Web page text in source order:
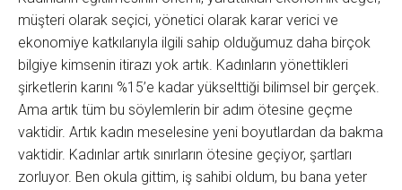
müşteri olarak seçici, yönetici olarak karar verici ve
ekonomiye katkılarıyla ilgili sahip olduğumuz daha birçok
bilgiye kimsenin itirazı yok artık. Kadınların yönettikleri
şirketlerin karını %15’e kadar yükselttiği bilimsel bir gerçek.
Ama artık tüm bu söylemlerin bir adım ötesine geçme
vaktidir. Artık kadın meselesine yeni boyutlardan da bakma
vaktidir. Kadınlar artık sınırların ötesine geçiyor, şartları
zorluyor. Ben okula gittim, iş sahibi oldum, bu bana yeter